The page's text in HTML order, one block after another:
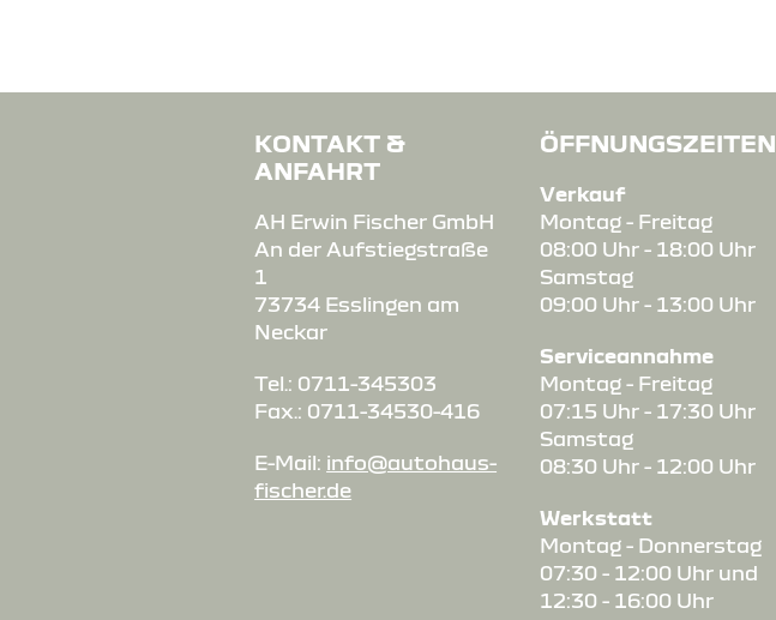
KONTAKT &
ANFAHRT
AH Erwin Fischer GmbH
An der Aufstiegstraße
1
73734 Esslingen am
Neckar
Tel.: 0711-345303
Fax.: 0711-34530-416
E-Mail: info@autohaus-
fischer.de
ÖFFNUNGSZEITEN
Verkauf
Montag - Freitag
08:00 Uhr - 18:00 Uhr
Samstag
09:00 Uhr - 13:00 Uhr
Serviceannahme
Montag - Freitag
07:15 Uhr - 17:30 Uhr
Samstag
08:30 Uhr - 12:00 Uhr
Werkstatt
Montag - Donnerstag
07:30 - 12:00 Uhr und
12:30 - 16:00 Uhr